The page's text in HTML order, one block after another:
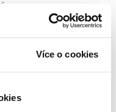
Více o cookies